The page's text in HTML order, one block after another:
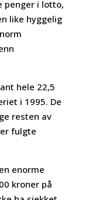
penger i lotto,
like hyggelig
hele 22,5
i 1995. De
resten av
fulgte
enorme
kroner på